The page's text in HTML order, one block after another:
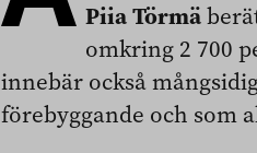
Piia Törmä
omkring 2 700
innebär också
förebyggande och som